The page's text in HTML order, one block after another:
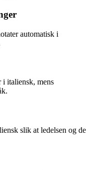
automatisk i
i italiensk, mens
slik at ledelsen og de